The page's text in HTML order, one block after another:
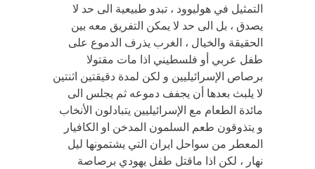
التمثيل في هوليوود ، تبدو طبيعية الى حد لا
يصدق ، بل الى حد لا يمكن التفريق معه بين
الحقيقة والخيال ، الغرب يذرف الدموع على
طفل عربي أو فلسطيني اذا مات مقتولا
برصاص الإسرائيليين و لكن لمدة دقيقتين اثنتين
لا يلبث بعدها أن يجفف دموعه ثم يجلس الى
مائدة الطعام مع الإسرائيليين يتبادلون الأنخاب
و يتذوقون طعم السلمون المدخن او الكافيار
المعطر من سواحل ايران التي يشتمونها ليل
نهار ، لكن اذا ماقتل طفل يهودي برصاصة